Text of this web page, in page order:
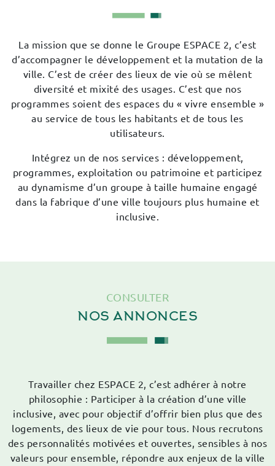
La mission que se donne le Groupe ESPACE 2, c’est
d’accompagner le développement et la mutation de la
ville. C’est de créer des lieux de vie où se mêlent
diversité et mixité des usages. C’est que nos
programmes soient des espaces du « vivre ensemble »
au service de tous les habitants et de tous les
utilisateurs.
Intégrez un de nos services : développement,
programmes, exploitation ou patrimoine et participez
au dynamisme d’un groupe à taille humaine engagé
dans la fabrique d’une ville toujours plus humaine et
inclusive.
CONSULTER
NOS ANNONCES
Travailler chez ESPACE 2, c’est adhérer à notre
philosophie : Participer à la création d’une ville
inclusive, avec pour objectif d’offrir bien plus que des
logements, des lieux de vie pour tous. Nous recrutons
des personnalités motivées et ouvertes, sensibles à nos
valeurs pour ensemble, répondre aux enjeux de la ville